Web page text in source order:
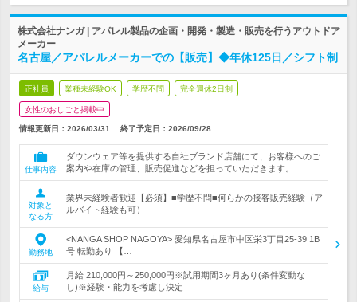
株式会社ナンガ | アパレル製品の企画・開発・製造・販売を行うアウトドア
メーカー
名古屋／アパレルメーカーでの【販売】◆年休125日／シフト制
正社員 業種未経験OK 学歴不問 完全週休2日制
女性のおしごと掲載中
情報更新日：2026/03/31 終了予定日： 2026/09/28
仕事内容
ダウンウェア等を提供する自社ブランド店舗にて、お客様へのご
案内や在庫の管理、販売促進などを担っていただきます。
対象と
なる方
業界未経験者歓迎【必須】■学歴不問■何らかの接客販売経験（ア
ルバイト経験も可）
勤務地
<NANGA SHOP NAGOYA> 愛知県名古屋市中区栄3丁目25‐39 1B
号 転勤あり 【…
給与
月給 210,000円～250,000円※試用期間3ヶ月あり(条件変動な
し)※経験・能力を考慮し決定